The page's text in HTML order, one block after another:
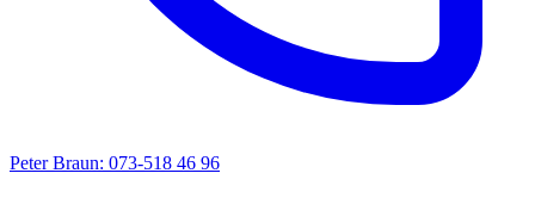
Peter Braun: 073-518 46 96